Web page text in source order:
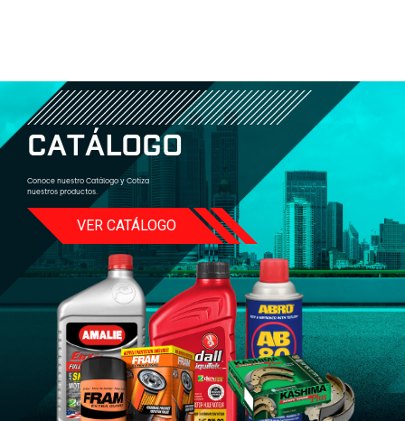
CATÁLOGO
Conoce nuestro Catálogo y Cotiza
nuestros productos.
VER CATÁLOGO